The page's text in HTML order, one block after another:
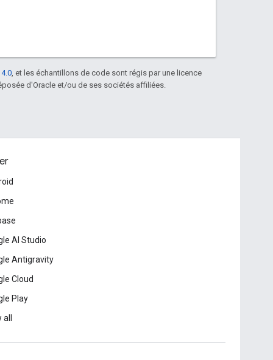
, et les échantillons de code sont régis par une licence
d'Oracle et/ou de ses sociétés affiliées.
AI Studio
Antigravity
Cloud
Play